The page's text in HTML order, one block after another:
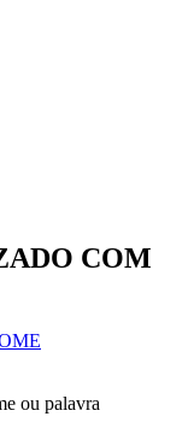
COM
ou palavra